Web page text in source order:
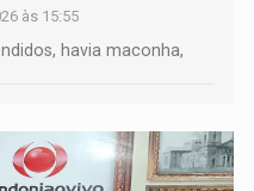
às 15:55
havia maconha,